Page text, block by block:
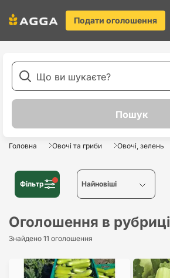
Подати оголошення
Головна Овочі та гриби Овочі, зелень
Фільтр Найновіші
Найновіші
Найдорожчий
Оголошення в рубриці
Знайдено 11 оголошення